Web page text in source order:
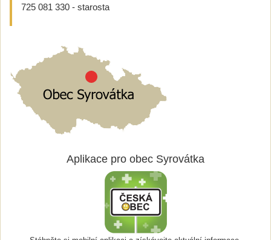
725 081 330 - starosta
Aplikace pro obec Syrovátka